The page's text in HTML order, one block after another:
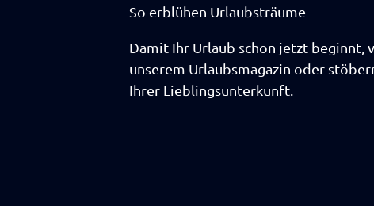
So erblühen Urlaubsträume
Damit Ihr Urlaub schon jetzt beginnt,
unserem Urlaubsmagazin oder
Ihrer Lieblingsunterkunft.